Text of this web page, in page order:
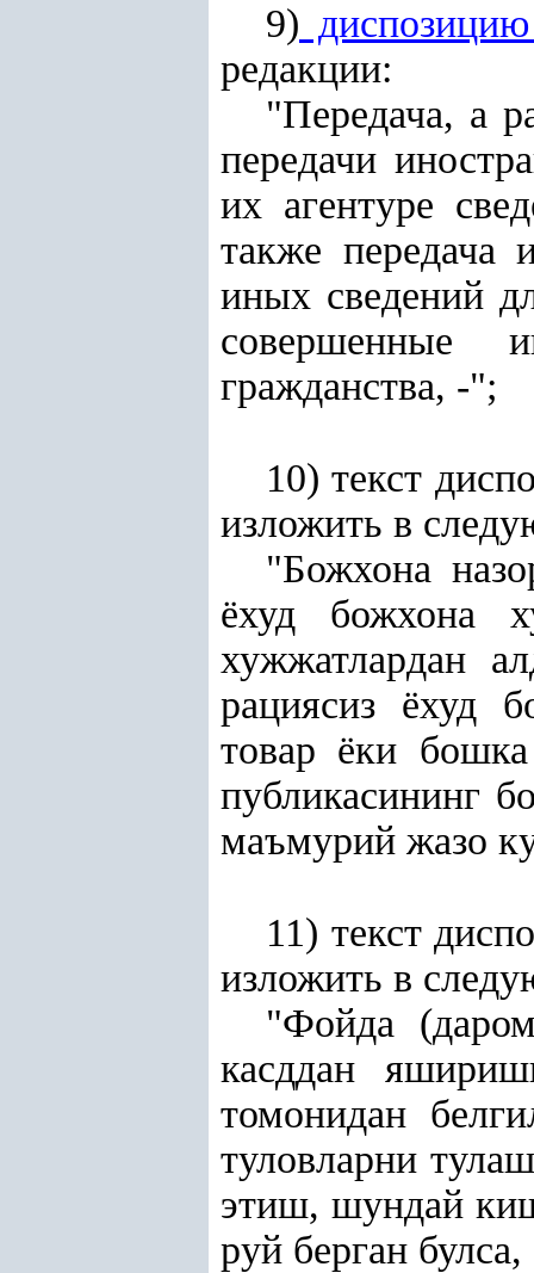
9)
редакции:
"Передача, а
передачи
их агентуре
также передача
иных сведений
совершенные
гражданства, -";
10) текст
изложить в
"Божхона
ёхуд божхона
хужжатлардан
рациясиз ёхуд
товар ёки
публикасининг
маъмурий жазо
11) текст
изложить в
"Фойда
касддан
томонидан
туловларни
этиш, шундай
руй берган